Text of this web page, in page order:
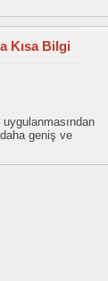
Kısa Bilgi
geniş ve